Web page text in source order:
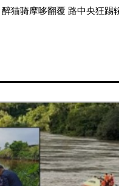
醉猫骑摩哆翻覆 路中央狂踢
RM949